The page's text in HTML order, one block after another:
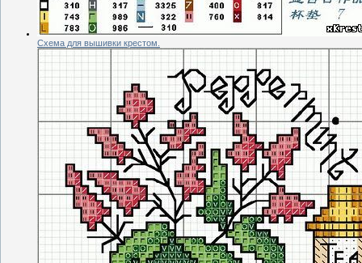
Схема для вышивки крестом.